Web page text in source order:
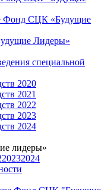
Фонд СЦК «Будущие
Лидеры»
специальной
2020
2021
2022
2023
2024
лидеры»
20232024